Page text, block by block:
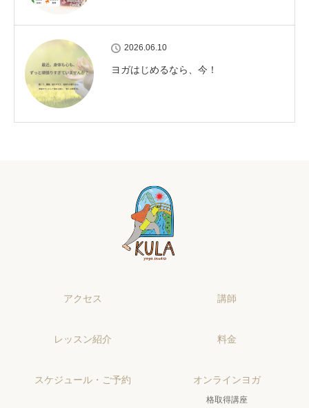
2026.06.10
ヨガはじめるなら、今！
アクセス 講師
レッスン紹介 料金
スケジュール・ご予約 オンラインヨガ
格取得講座